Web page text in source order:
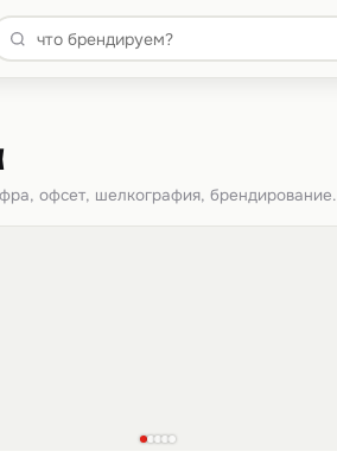
офсет, шелкография, брендирование.